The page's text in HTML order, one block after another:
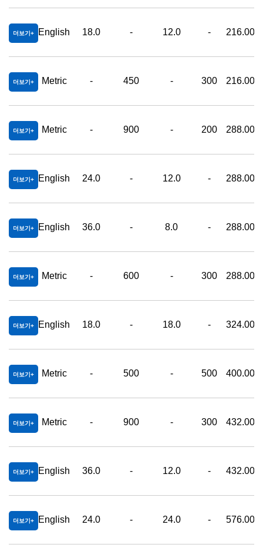
더보기 English 18.0 - 12.0 - 216.00
더보기 Metric - 450 - 300 216.00
더보기 Metric - 900 - 200 288.00
더보기 English 24.0 - 12.0 - 288.00
더보기 English 36.0 - 8.0 - 288.00
더보기 Metric - 600 - 300 288.00
더보기 English 18.0 - 18.0 - 324.00
더보기 Metric - 500 - 500 400.00
더보기 Metric - 900 - 300 432.00
더보기 English 36.0 - 12.0 - 432.00
더보기 English 24.0 - 24.0 - 576.00